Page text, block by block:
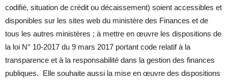
codifié, situation de crédit ou décaissement) soient accessibles et
disponibles sur les sites web du ministère des Finances et de
tous les autres ministères ; à mettre en œuvre les dispositions de
la loi N° 10-2017 du 9 mars 2017 portant code relatif à la
transparence et à la responsabilité dans la gestion des finances
publiques. Elle souhaite aussi la mise en œuvre des dispositions